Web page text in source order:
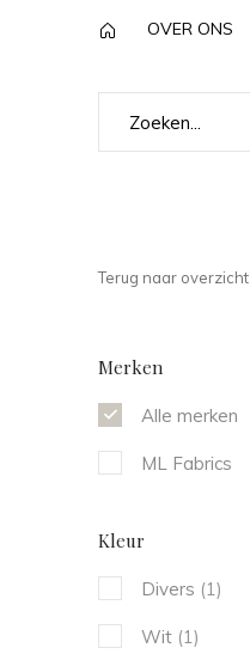
OVER ONS
Terug naar overzicht
Merken
Alle merken
ML Fabrics
Kleur
Divers (1)
Wit (1)